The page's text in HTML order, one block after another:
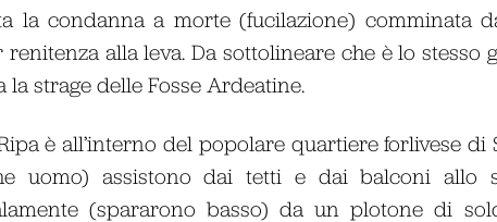
la condanna a morte (fucilazione) comminata
renitenza alla leva. Da sottolineare che è lo stesso
strage delle Fosse Ardeatine.
è all’interno del popolare quartiere forlivese di
uomo) assistono dai tetti e dai balconi allo
(spararono basso) da un plotone di